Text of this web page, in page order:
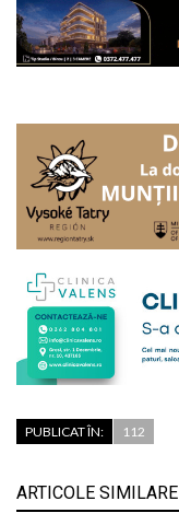
PUBLICAT ÎN: 112
ARTICOLE SIMILARE